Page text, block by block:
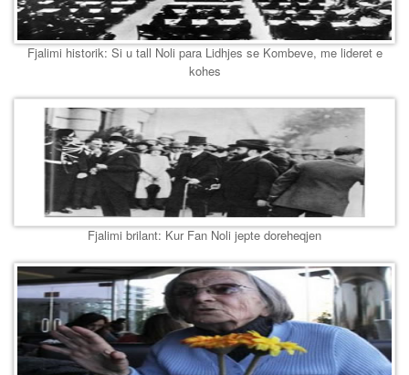
Fjalimi historik: Si u tall Noli para Lidhjes se Kombeve, me lideret e
kohes
Fjalimi brilant: Kur Fan Noli jepte doreheqjen